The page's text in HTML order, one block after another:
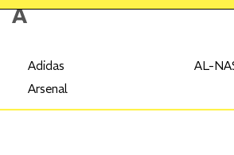
A
Adidas
AL-
Arsenal